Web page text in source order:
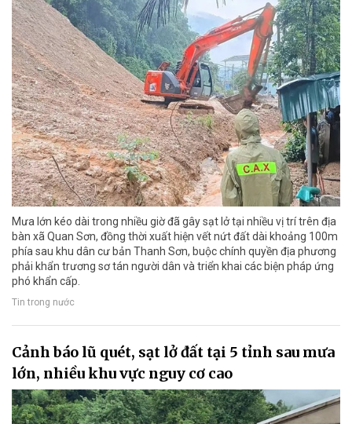
Mưa lớn kéo dài trong nhiều giờ đã gây sạt lở tại nhiều vị trí trên địa
bàn xã Quan Sơn, đồng thời xuất hiện vết nứt đất dài khoảng 100m
phía sau khu dân cư bản Thanh Sơn, buộc chính quyền địa phương
phải khẩn trương sơ tán người dân và triển khai các biện pháp ứng
phó khẩn cấp.
Tin trong nước
Cảnh báo lũ quét, sạt lở đất tại 5 tỉnh sau mưa
lớn, nhiều khu vực nguy cơ cao